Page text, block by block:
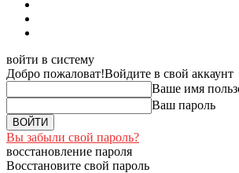
войти в систему
Добро пожаловат!Войдите в свой аккаунт
Ваше имя
Ваш пароль
Вы забыли свой пароль?
восстановление пароля
Восстановите свой пароль